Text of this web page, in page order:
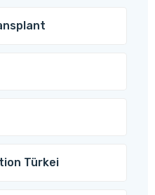
Türkei